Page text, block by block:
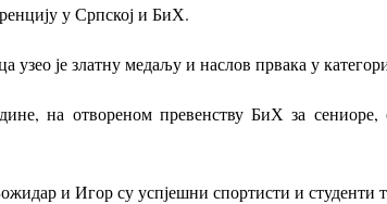
у Српској и БиХ.
узео је златну медаљу и наслов првака у
на отвореном превенству БиХ за сениоре,
и Игор су успјешни спортисти и студенти